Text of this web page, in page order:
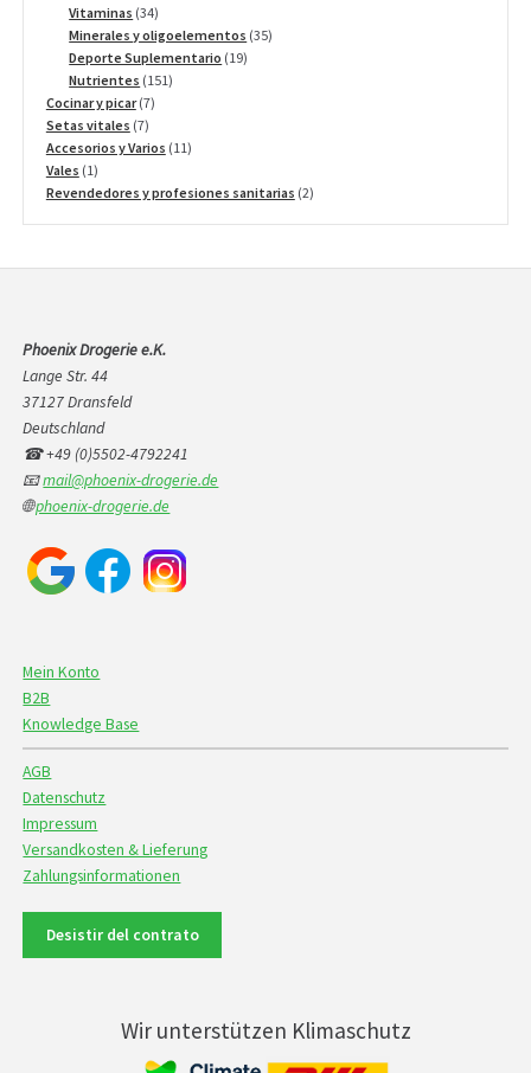
productos
Vitaminas 3434
productos
Minerales y oligoelementos 3535
Deporte Suplementario 1919
Nutrientes 151151
Cocinar y picar 77
Setas vitales 77
productos
Accesorios y Varios 1111
Vales 11
producto
Revendedores y profesiones sanitarias 22
Phoenix Drogerie e.K.
Lange Str. 44
37127 Dransfeld
Deutschland
☎ +49 (0)5502-4792241
📧mail@phoenix-drogerie.de
🌐phoenix-drogerie.de
Mein Konto
B2B
Knowledge Base
AGB
Datenschutz
Impressum
Versandkosten & Lieferung
Zahlungsinformationen
Desistir del contrato
Wir unterstützen Klimaschutz